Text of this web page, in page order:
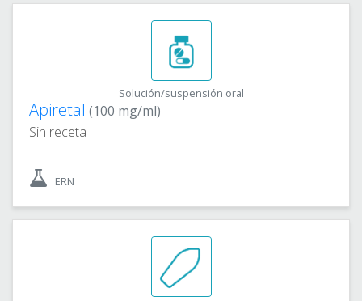
Solución/suspensión oral
Apiretal (100 mg/ml)
Sin receta
ERN